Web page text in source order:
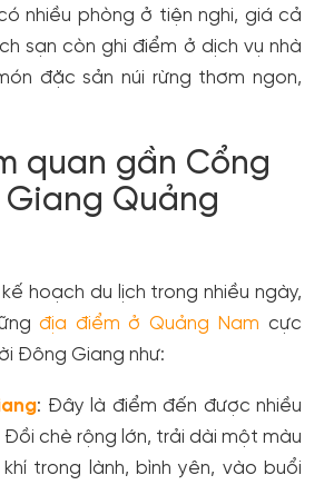
nhiều phòng ở tiện nghi, giá cả
sạn còn ghi điểm ở dịch vụ nhà
đặc sản núi rừng thơm ngon,
quan gần Cổng
Quảng
hoạch du lịch trong nhiều ngày,
địa điểm ở Quảng Nam cực
Đông Giang như:
: Đây là điểm đến được nhiều
Đồi chè rộng lớn, trải dài một màu
trong lành, bình yên, vào buổi